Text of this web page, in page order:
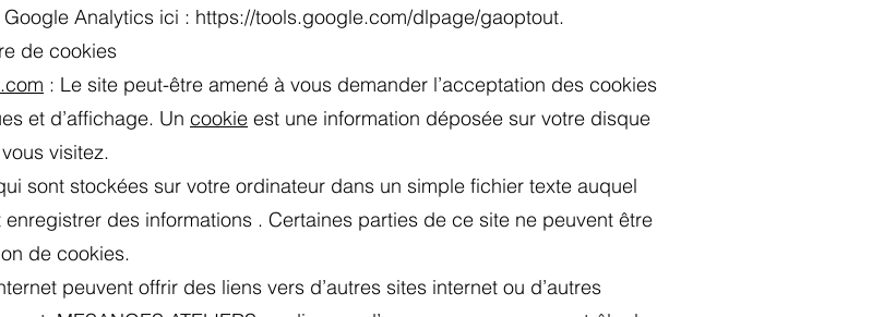
Analytics ici : https://tools.google.com/dlpage/gaoptout.
de cookies
: Le site peut-être amené à vous demander l’acceptation des cookies
et d’affichage. Un cookie est une information déposée sur votre disque
visitez.
sont stockées sur votre ordinateur dans un simple fichier texte auquel
des informations . Certaines parties de ce site ne peuvent être
de cookies.
peuvent offrir des liens vers d’autres sites internet ou d’autres